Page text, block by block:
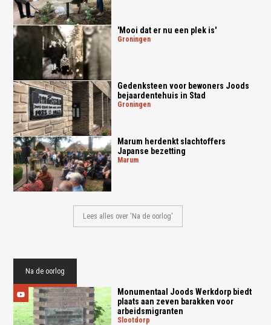
'Mooi dat er nu een plek is'
groningen
Gedenksteen voor bewoners Joods
bejaardentehuis in Stad
groningen
Marum herdenkt slachtoffers
Japanse bezetting
marum
Lees alles over 'Na de oorlog'
Na de oorlog
Monumentaal Joods Werkdorp biedt
plaats aan zeven barakken voor
arbeidsmigranten
slootdorp